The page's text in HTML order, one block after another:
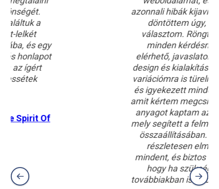
azonnali hibák kijavításában. Ekkor
döntöttem úgy, hogy Timit
választom. Röngtön válaszolt
minden kérdésmre, mindig
elérhető, javaslatokkal segített a
design és kialakítás terén. Az 500.
variációmra is türelmesen reagált,
és igyekezett minden módosítást
amit kértem megcsinálni. Komplett
anyagot kaptam az indulás előtt,
mely segített a felmerülő feladatok
összaállításában. Átadáskor is
részletesen elmagyarázott
mindent, és biztos vagyok benne
hogy ha szükségem lesz, a
továbbiakban is fordulhatok hozzá!